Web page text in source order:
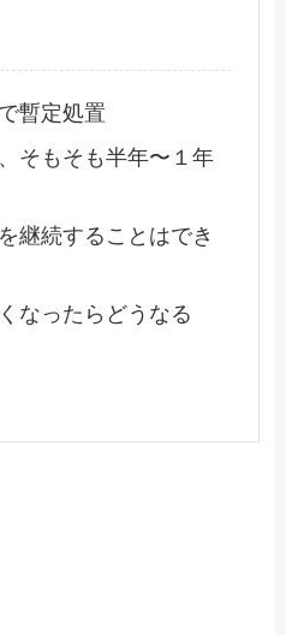
暫定処置
そもそも半年〜１年
継続することはでき
なったらどうなる